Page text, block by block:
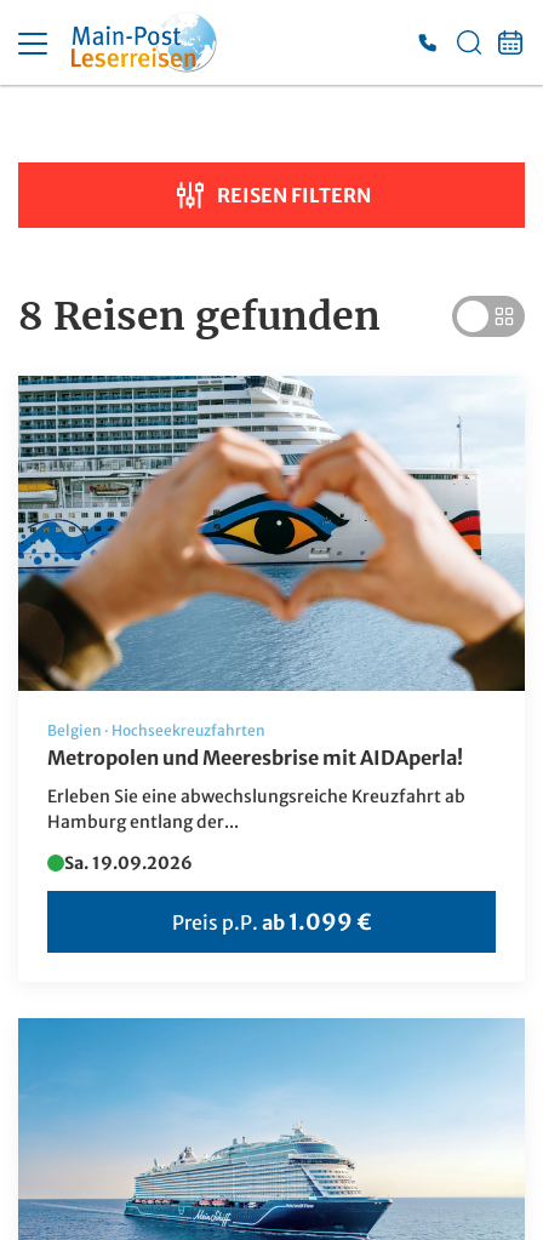
Suche verfeinern
Preis
Reiseart
Adventsreisen
Bus-Rundreise
Deutschland Reisen
Erlebnis & Aufenthalt
Events
Flugreisen
Flusskreuzfahrt
Frühjahrs-Reisen
Geschenkideen
Herbstreisen
Hochseekreuzfahrten
Kultur/UNESCO
Kurzreisen
Musicalfahrten
Neue Reisen
REISEN FILTERN
8 Reisen gefunden
Belgien · Hochseekreuzfahrten
Metropolen und Meeresbrise mit AIDAperla!
Erleben Sie eine abwechslungsreiche Kreuzfahrt ab
Hamburg entlang der...
Sa. 19.09.2026
Preis p.P. ab 1.099 €